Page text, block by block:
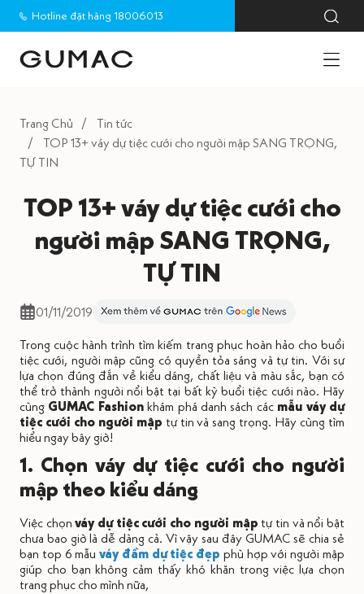
Hotline đặt hàng 18006013
Trang Chủ
Tin tức
TOP 13+ váy dự tiệc cưới cho người mập SANG TRỌNG,
TỰ TIN
TOP 13+ váy dự tiệc cưới cho
người mập SANG TRỌNG,
TỰ TIN
01/11/2019
Trong cuộc hành trình tìm kiếm trang phục hoàn hảo cho buổi
tiệc cưới, người mập cũng có quyền tỏa sáng và tự tin. Với sự
lựa chọn đúng đắn về kiểu dáng, chất liệu và màu sắc, bạn có
thể trở thành người nổi bật tại bất kỳ buổi tiệc cưới nào. Hãy
cùng GUMAC Fashionkhám phá danh sách các mẫu váy dự
tiệc cưới cho người mập tự tin và sang trọng. Hãy cùng tìm
hiểu ngay bây giờ!
1. Chọn váy dự tiệc cưới cho người
mập theo kiểu dáng
Việc chọnváy dự tiệc cưới cho người mập tự tin và nổi bật
chưa bao giờ là dễ dàng cả. Vì vậy sau đây GUMAC sẽ chia sẻ
bạn top 6 mẫuváy đầm dự tiệc đẹp phù hợp với người mập
giúp cho bạn không cảm thấy khó khăn trong việc lựa chọn
trang phục cho mình nữa,